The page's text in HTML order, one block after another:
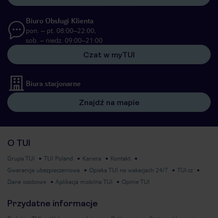
Biuro Obsługi Klienta
pon. – pt. 08:00–22:00,
sob. – niedz. 09:00–21:00
Czat w myTUI
Biura stacjonarne
Znajdź na mapie
O TUI
Grupa TUI TUI Poland Kariera
Kontakt
Gwarancja ubezpieczeniowa
Opieka TUI na wakacjach 24/7
TUI.cz
Dane osobowe
Aplikacja mobilna TUI Opinie TUI
Przydatne informacje